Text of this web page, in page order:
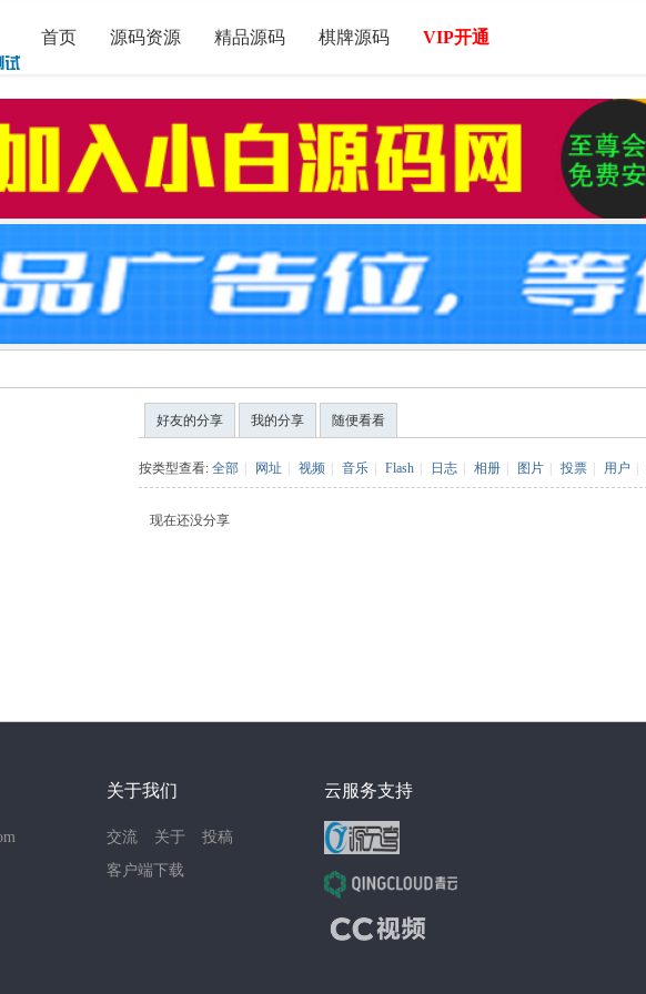
首页 源码资源 精品源码 棋牌源码 VIP开通
好友的分享 我的分享 随便看看
按类型查看: 全部 | 网址 | 视频 | 音乐 | Flash | 日志 | 相册 | 图片 | 投票 | 用户 |
现在还没分享
关于我们
交流 关于
投稿
客户端下载
云服务支持